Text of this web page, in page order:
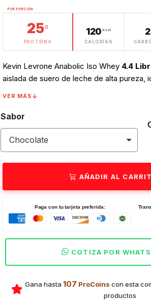
POR PORCIÓN
25g
PROTEÍNA
120 kcal
CALORÍAS
2
Kevin Levrone Anabolic Iso Whey 4.4
aislada de suero de leche de alta pureza,
buscan máxima proteína con mínimas
fuente de proteína única Contiene
de creattina por scoop Incluye taurina,
aspártico.
VER MÁS
Sabor
AÑADIR AL
Paga con tu tarjeta preferida:
COTIZA POR
Gana hasta 107 ProCoins con esta
productos